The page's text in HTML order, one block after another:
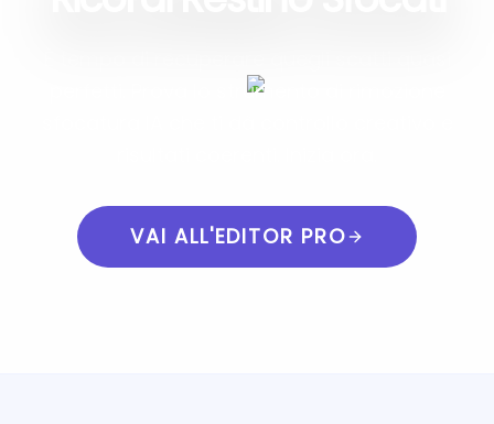
perfetti. Prova lo strumento di rimozione
VAI ALL'EDITOR PRO